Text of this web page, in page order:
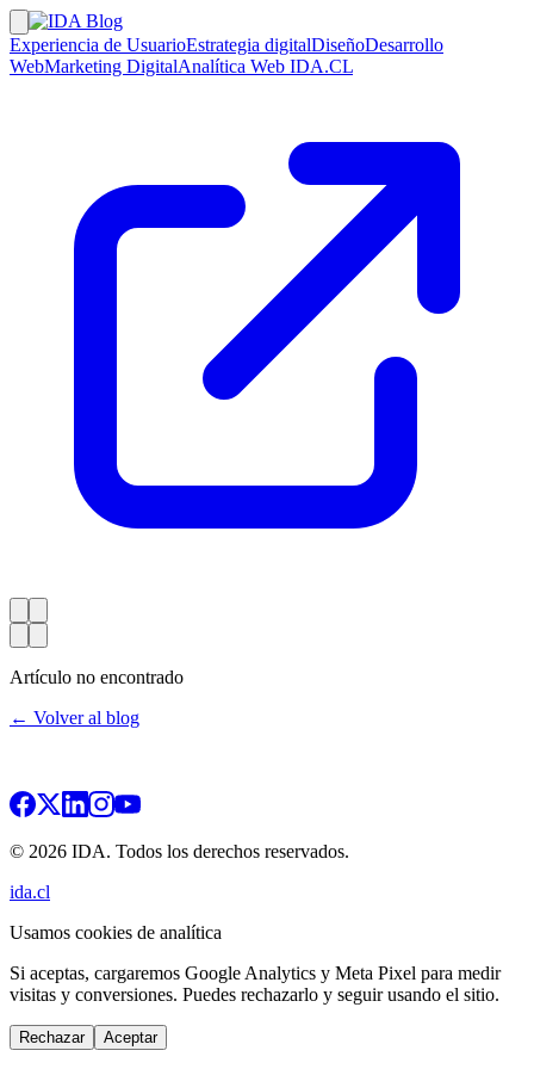
Experiencia de UsuarioEstrategia digitalDiseñoDesarrollo
WebMarketing DigitalAnalítica Web IDA.CL
Artículo no encontrado
← Volver al blog
© 2026 IDA. Todos los derechos reservados.
ida.cl
Usamos cookies de analítica
Si aceptas, cargaremos Google Analytics y Meta Pixel para medir
visitas y conversiones. Puedes rechazarlo y seguir usando el sitio.
Rechazar Aceptar